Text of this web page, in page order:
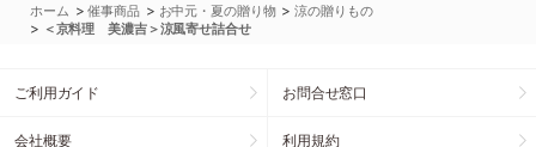
ホーム >催事商品 > お中元・夏の贈り物 >涼の贈りもの
> ＜京料理 美濃吉＞涼風寄せ詰合せ
ご利用ガイド お問合せ窓口
会社概要 利用規約